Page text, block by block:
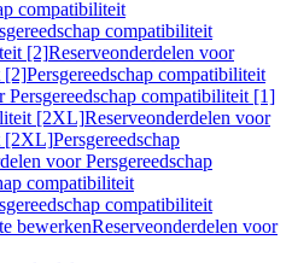
compatibiliteit
compatibiliteit
[2]Reserveonderdelen voor
[2]Persgereedschap compatibiliteit
Persgereedschap compatibiliteit [1]
[2XL]Reserveonderdelen voor
[2XL]Persgereedschap
voor Persgereedschap
compatibiliteit
compatibiliteit
bewerkenReserveonderdelen voor